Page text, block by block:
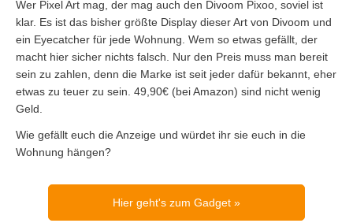
Wer Pixel Art mag, der mag auch den Divoom Pixoo, soviel ist
klar. Es ist das bisher größte Display dieser Art von Divoom und
ein Eyecatcher für jede Wohnung. Wem so etwas gefällt, der
macht hier sicher nichts falsch. Nur den Preis muss man bereit
sein zu zahlen, denn die Marke ist seit jeder dafür bekannt, eher
etwas zu teuer zu sein. 49,90€ (bei Amazon) sind nicht wenig
Geld.
Wie gefällt euch die Anzeige und würdet ihr sie euch in die
Wohnung hängen?
Hier geht's zum Gadget